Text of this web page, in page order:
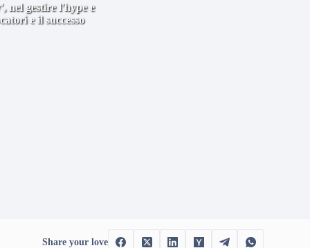
nel gestire l'hype e
e il successo
Share your love